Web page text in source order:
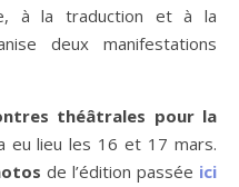
à la traduction et à la
deux manifestations
théâtrales pour la
eu lieu les 16 et 17 mars.
de l’édition passée ici